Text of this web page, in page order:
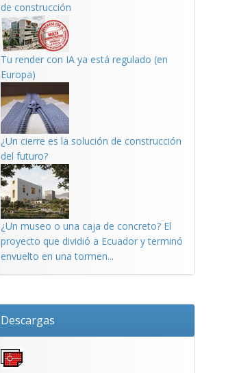
de construcción
Tu render con IA ya está regulado (en
Europa)
¿Un cierre es la solución de construcción
del futuro?
¿Un museo o una caja de concreto? El
proyecto que dividió a Ecuador y terminó
envuelto en una tormen...
Descargas